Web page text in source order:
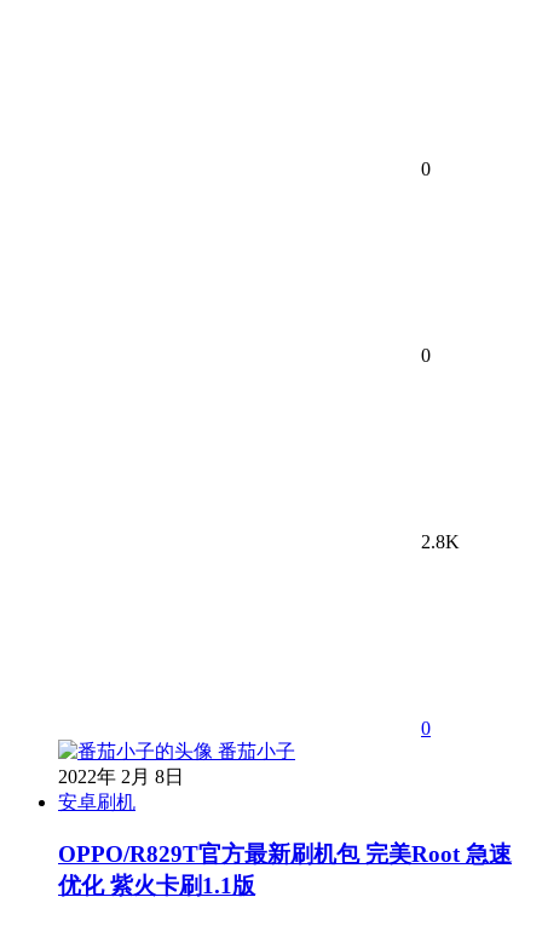
0
0
2.8K
0
番茄小子
2022年 2月 8日
安卓刷机
OPPO/R829T官方最新刷机包 完美Root 急速
优化 紫火卡刷1.1版